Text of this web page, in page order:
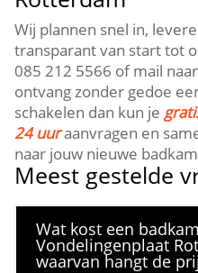
Wij plannen snel in,
transparant van start tot
085 212 5566 of mail
ontvang zonder gedoe
schakelen dan kun je
24 uuraanvragen en
naar jouw nieuwe
Meest gestelde
Wat kost een
Vondelingenplaat
waarvan hangt de